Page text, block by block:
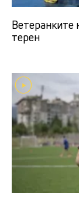
Ветеранките
терен